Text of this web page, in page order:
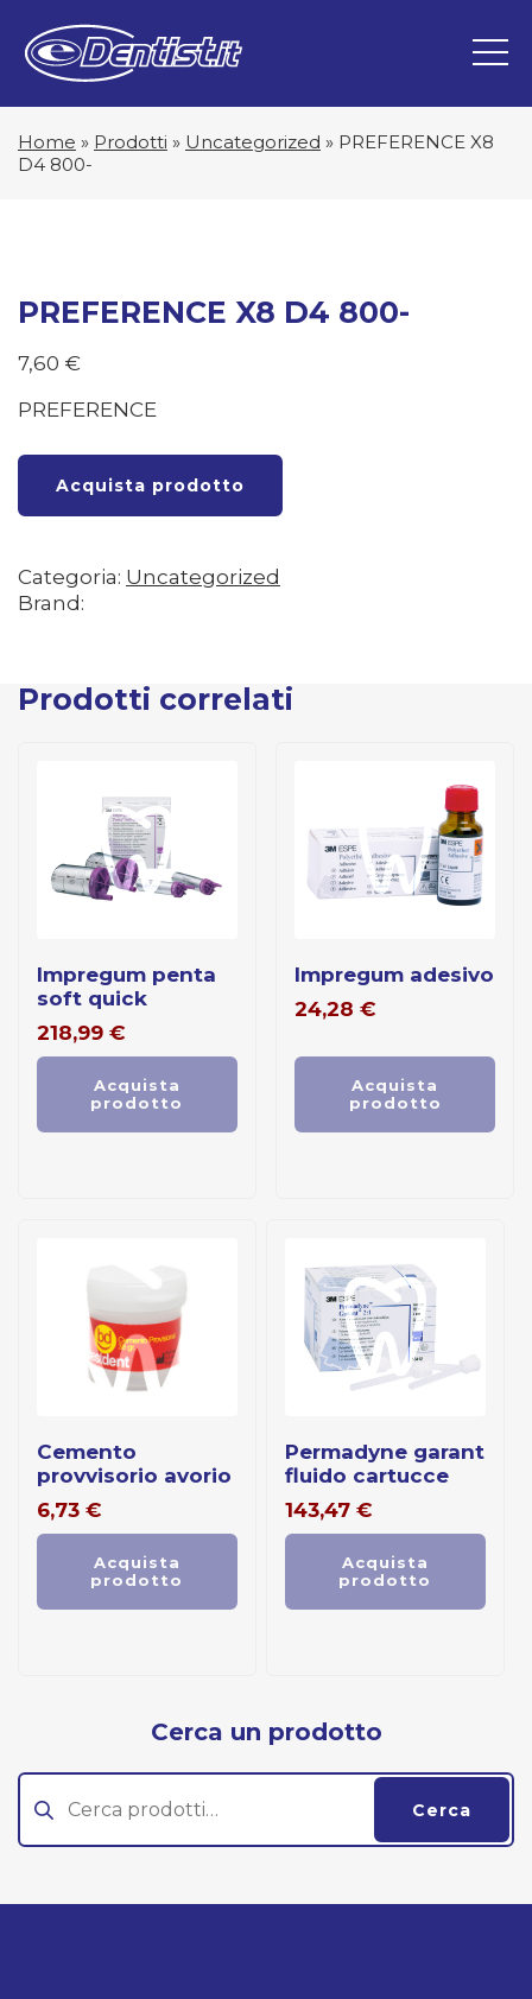
Home » Prodotti » Uncategorized » PREFERENCE X8
D4 800-
PREFERENCE X8 D4 800-
7,60 €
PREFERENCE
Acquista prodotto
Categoria: Uncategorized
Brand:
Prodotti correlati
impregum penta
soft quick
218,99 €
Acquista
prodotto
impregum adesivo
24,28 €
Acquista
prodotto
cemento
provvisorio avorio
6,73 €
Acquista
prodotto
permadyne garant
fluido cartucce
143,47 €
Acquista
prodotto
Cerca un prodotto
Cerca:
Cerca